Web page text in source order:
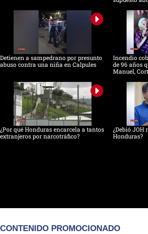
Detienen a sampedrano por presunto
abuso contra una niña en Calpules
Incendio
de 96 años
Manuel,
¿Por qué Honduras encarcela a tantos
extranjeros por narcotráfico?
¿Debió JOH
Honduras?
CONTENIDO PROMOCIONADO